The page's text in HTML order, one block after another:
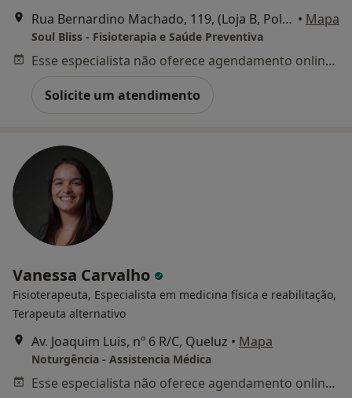
Rua Bernardino Machado, 119, (Loja B, Polima, Abóboda), São Domingos de Rana • Mapa
Soul Bliss - Fisioterapia e Saúde Preventiva
Esse especialista não oferece agendamento online para esse endereço.
Solicite um atendimento
Vanessa Carvalho
Fisioterapeuta, Especialista em medicina física e reabilitação,
Terapeuta alternativo
Av. Joaquim Luis, nº 6 R/C, Queluz • Mapa
Noturgência - Assistencia Médica
Esse especialista não oferece agendamento online para esse endereço.